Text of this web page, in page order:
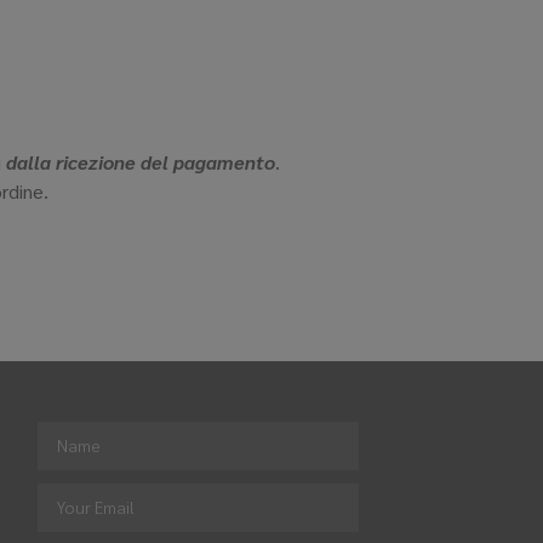
dalla ricezione del pagamento.